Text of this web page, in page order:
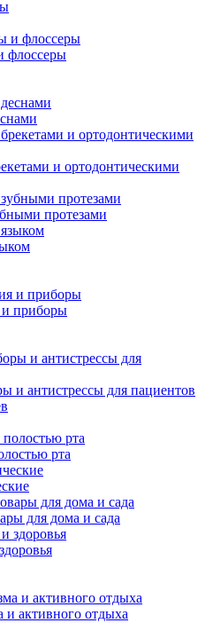
флоссеры
и ортодонтическими
протезами
и приборы
и антистрессы для пациентов
рта
для дома и сада
и активного отдыха